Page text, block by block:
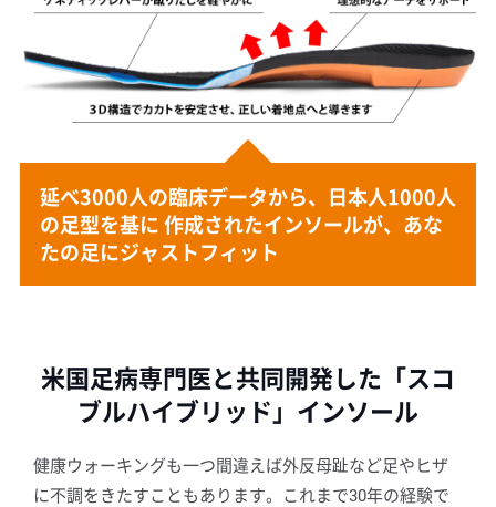
延べ3000人の臨床データから、日本人1000人
の足型を基に作成されたインソールが、あな
たの足にジャストフィット
米国足病専門医と共同開発した「スコ
ブルハイブリッド」インソール
健康ウォーキングも一つ間違えば外反母趾など足やヒザ
に不調をきたすこともあります。これまで30年の経験で